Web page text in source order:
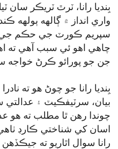
بِنديا رانا، ٽرٿ ٽريڪر سان
واري انداز ۾ ڳالهه
سپريم ڪورٽ جي حڪم جي
چاهي اهو ئي سبب آهي ته
جن جو پورائو ڪرڻ خواجه
بِنديا رانا جو چوڻ هو ته
بيان، سرٽيفڪيٽ ۽ عدالتي
چوندا رهن ٿا مطلب ته
اسان کي شناختي ڪارڊ ٺاهي
رانا سوال اٿاريو ته جيڪڏهن